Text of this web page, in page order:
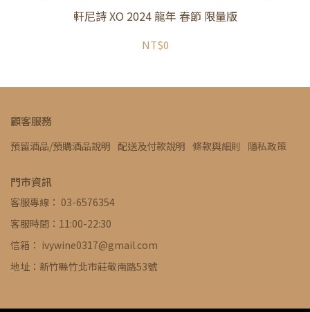
軒尼詩 XO 2024 龍年 春節 限量版
NT$0
顧客服務
預留酒品/預購酒品說明 配送及付款說明 條款與細則 隱私政策
門市資訊
客服專線： 03-6576354
客服時間：11:00-22:30
信箱： ivywine0317@gmail.com
地址：新竹縣竹北市莊敬南路53號